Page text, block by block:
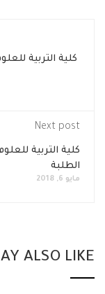
كلية التربية
Next post
كلية التربية
الطلبة
مايو 6, 2018
ALSO LIKE